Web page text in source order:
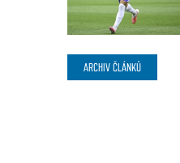
ARCHIV ČLÁNKŮ